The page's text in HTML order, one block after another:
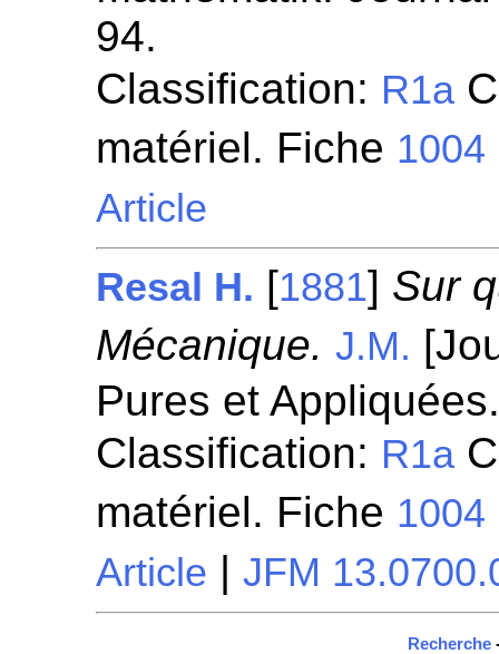
94.
Classification: R1a
matériel. Fiche 1004
Article
Resal H. [1881] Sur
Mécanique. J.M.
Pures et
Classification: R1a
matériel. Fiche 1004
Article |JFM
Recherche